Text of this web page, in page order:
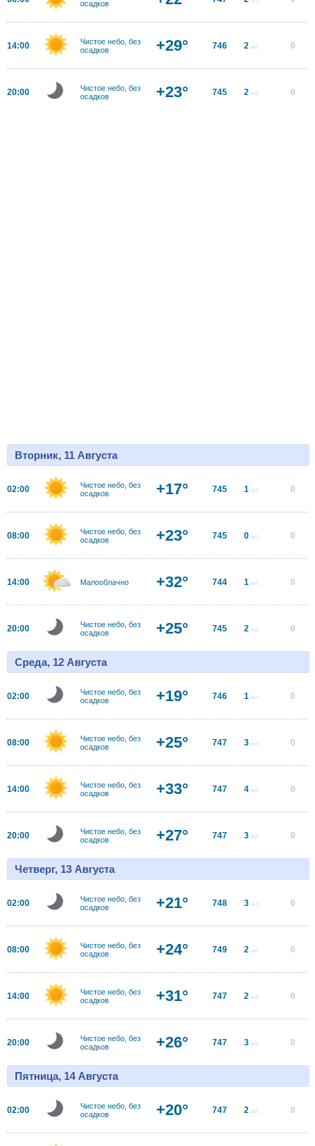
осадков
14:00
Чистое небо, без
осадков
+29° 746 2 м/с 0
20:00
Чистое небо, без
осадков
+23° 745 2 м/с 0
Вторник, 11 Августа
02:00
Чистое небо, без
осадков
+17° 745 1 м/с 0
08:00
Чистое небо, без
осадков
+23° 745 0 м/с 0
14:00 Малооблачно +32° 744 1 м/с 0
20:00
Чистое небо, без
осадков
+25° 745 2 м/с 0
Среда, 12 Августа
02:00
Чистое небо, без
осадков
+19° 746 1 м/с 0
08:00
Чистое небо, без
осадков
+25° 747 3 м/с 0
14:00
Чистое небо, без
осадков
+33° 747 4 м/с 0
20:00
Чистое небо, без
осадков
+27° 747 3 м/с 0
Четверг, 13 Августа
02:00
Чистое небо, без
осадков
+21° 748 3 м/с 0
08:00
Чистое небо, без
осадков
+24° 749 2 м/с 0
14:00
Чистое небо, без
осадков
+31° 747 2 м/с 0
20:00
Чистое небо, без
осадков
+26° 747 3 м/с 0
Пятница, 14 Августа
02:00
Чистое небо, без
осадков
+20° 747 2 м/с 0